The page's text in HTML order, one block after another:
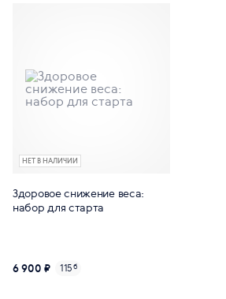
НЕТ В НАЛИЧИИ
Здоровое снижение веса:
набор для старта
6 900 ₽ 115б